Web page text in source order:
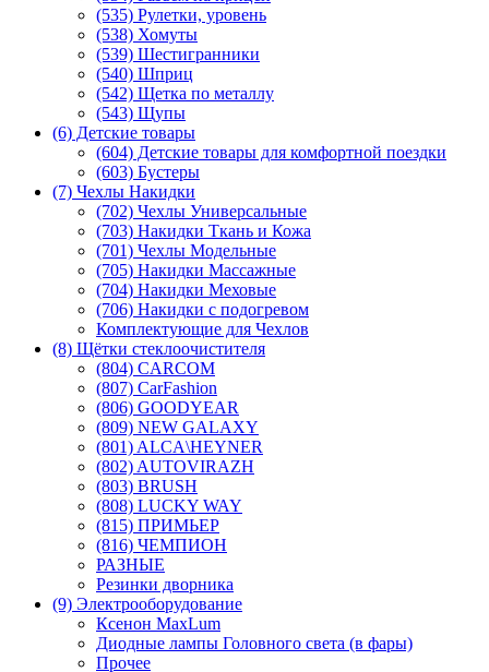
(535) Рулетки, уровень
(538) Хомуты
(539) Шестигранники
(540) Шприц
(542) Щетка по металлу
(543) Щупы
(6) Детские товары
(604) Детские товары для комфортной поездки
(603) Бустеры
(7) Чехлы Накидки
(702) Чехлы Универсальные
(703) Накидки Ткань и Кожа
(701) Чехлы Модельные
(705) Накидки Массажные
(704) Накидки Меховые
(706) Накидки с подогревом
Комплектующие для Чехлов
(8) Щётки стеклоочистителя
(804) CARCOM
(807) CarFashion
(806) GOODYEAR
(809) NEW GALAXY
(801) ALCA\HEYNER
(802) AUTOVIRAZH
(803) BRUSH
(808) LUCKY WAY
(815) ПРИМЬЕР
(816) ЧЕМПИОН
РАЗНЫЕ
Резинки дворника
(9) Электрооборудование
Ксенон MaxLum
Диодные лампы Головного света (в фары)
Прочее